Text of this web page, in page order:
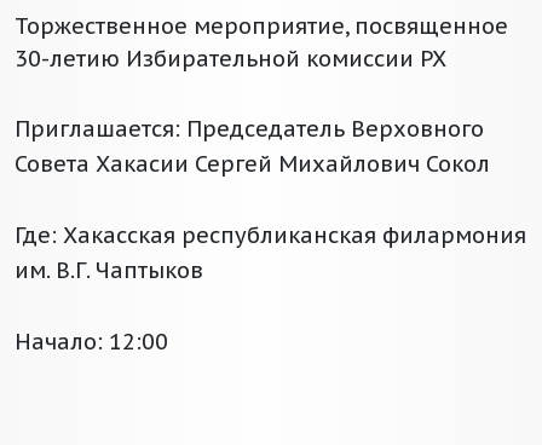
Торжественное мероприятие, посвященное
30-летию Избирательной комиссии РХ
Приглашается: Председатель Верховного
Совета Хакасии Сергей Михайлович Сокол
Где: Хакасская республиканская филармония
им. В.Г. Чаптыков
Начало: 12:00